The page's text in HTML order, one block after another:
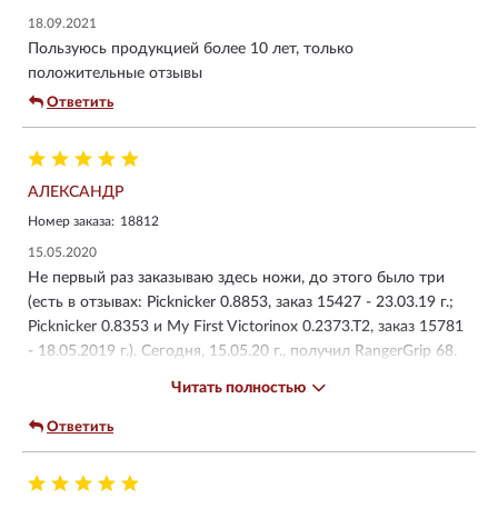
18.09.2021
Пользуюсь продукцией более 10 лет, только
положительные отзывы
Ответить
АЛЕКСАНДР
Номер заказа: 18812
15.05.2020
Не первый раз заказываю здесь ножи, до этого было три
(есть в отзывах: Picknicker 0.8853, заказ 15427 - 23.03.19 г.;
Picknicker 0.8353 и My First Victorinox 0.2373.T2, заказ 15781
- 18.05.2019 г.). Сегодня, 15.05.20 г., получил RangerGrip 68.
консервативна (хотя постоянство это неплохо). Захотелось
сменить форм-фактор (внешний вид самого ножа, другая
форма лезвия, чуть покрупнее размер). В выборе не ошибся
Читать полностью
Ответить